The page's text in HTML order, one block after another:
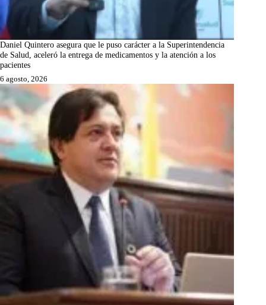
Daniel Quintero asegura que le puso carácter a la Superintendencia
de Salud, aceleró la entrega de medicamentos y la atención a los
pacientes
6 agosto, 2026